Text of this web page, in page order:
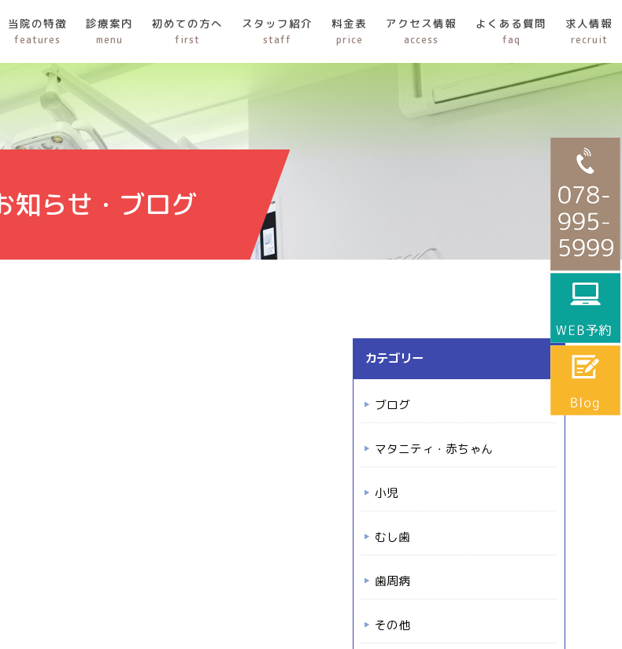
当院の特徴
features
診療案内
menu
初めての方へ
first
スタッフ紹介
staff
料金表
price
アクセス情報
access
よくある質問
faq
求人情報
recruit
知らせ・ブログ
カテゴリー
ブログ
マタニティ・赤ちゃん
小児
むし歯
歯周病
その他